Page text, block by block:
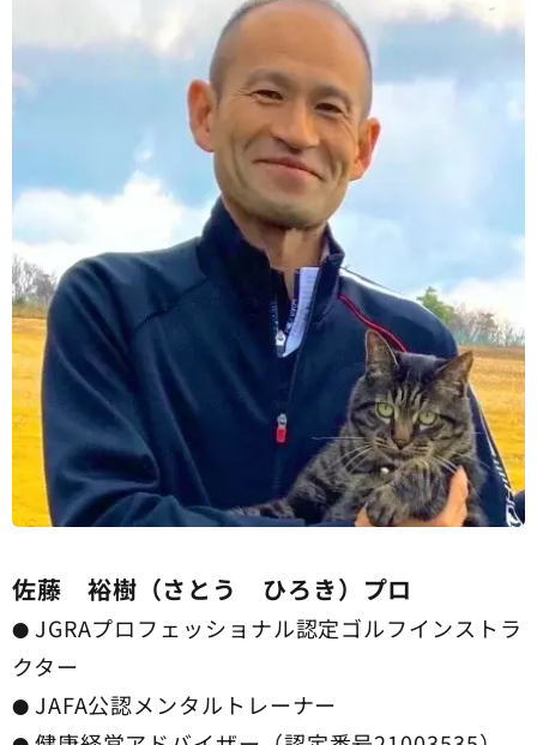
佐藤 裕樹（さとう ひろき）プロ
● JGRAプロフェッショナル認定ゴルフインストラ
クター
● JAFA公認メンタルトレーナー